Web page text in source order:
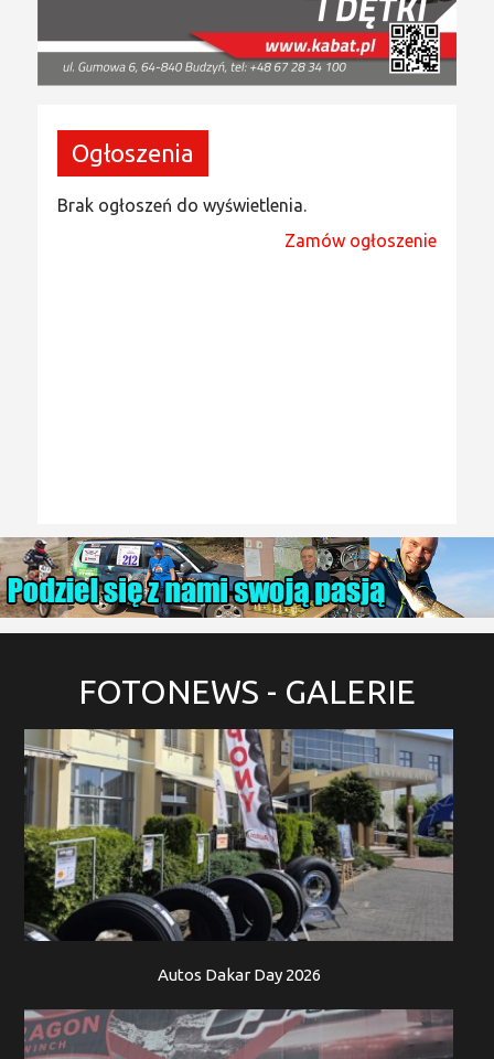
Ogłoszenia
Brak ogłoszeń do wyświetlenia.
Zamów ogłoszenie
FOTONEWS - GALERIE
Autos Dakar Day 2026